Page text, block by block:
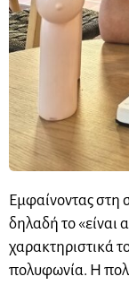
Εμφαίνοντας στη
δηλαδή το «είναι
χαρακτηριστικά
πολυφωνία. Η